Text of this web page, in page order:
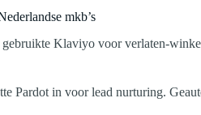
mkb’s
Klaviyo voor verlaten-
Pardot in voor lead nurturing.